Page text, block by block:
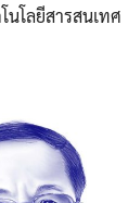
นโลยีสารสนเทศ